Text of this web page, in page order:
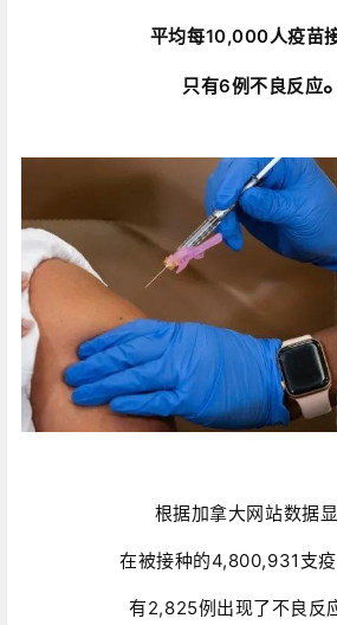
平均每10,000人疫苗接
只有6例不良反应。
根据加拿大网站数据显
在被接种的4,800,931支疫
有2,825例出现了不良反